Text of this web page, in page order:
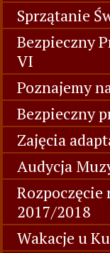
Sprzątanie
Bezpieczny
VI
Poznajemy
Bezpieczny
Zajęcia
Audycja
Rozpoczęcie
2017/2018
Wakacje u